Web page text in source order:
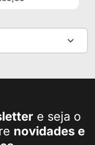
e seja o
novidades e